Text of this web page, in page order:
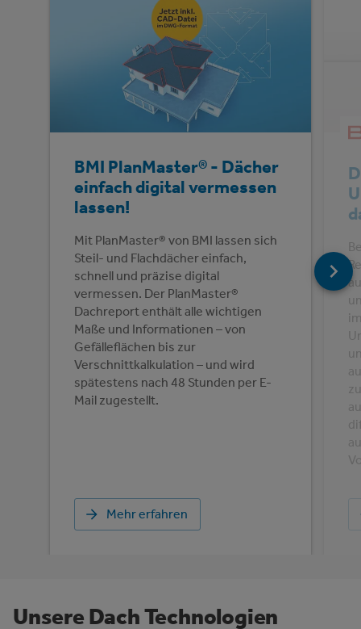
BMI PlanMaster® - Dächer
einfach digital vermessen
lassen!
Mit PlanMaster® von BMI lassen sich
Steil- und Flachdächer einfach,
schnell und präzise digital
vermessen. Der PlanMaster®
Dachreport enthält alle wichtigen
Maße und Informationen – von
Gefälleflächen bis zur
Verschnittkalkulation – und wird
spätestens nach 48 Stunden per E-
Mail zugestellt.
Mehr erfahren
Unsere Dach Technologien